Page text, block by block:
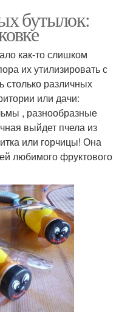
бутылок:
как-то слишком
их утилизировать с
столько различных
или дачи:
, разнообразные
выйдет пчела из
или горчицы! Она
любимого фруктового